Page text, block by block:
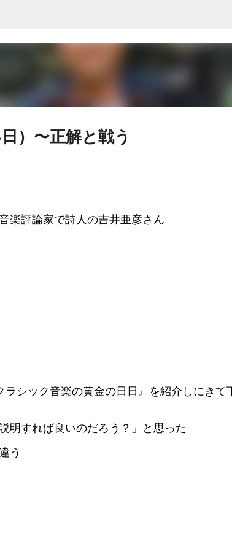
）〜正解と戦う
楽評論家で詩人の吉井亜彦さん
ラシック音楽の黄金の日日』を紹介しにきて
明すれば良いのだろう？」と思った
う